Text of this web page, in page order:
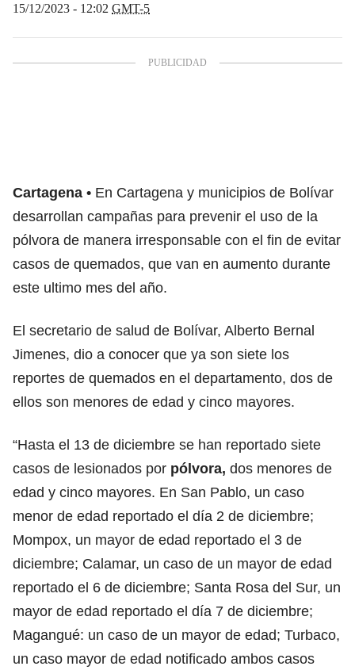
15/12/2023 - 12:02 GMT-5
Cartagena
En Cartagena y municipios de Bolívar
desarrollan campañas para prevenir el uso de la
pólvora de manera irresponsable con el fin de evitar
casos de quemados, que van en aumento durante
este ultimo mes del año.
El secretario de salud de Bolívar, Alberto Bernal
Jimenes, dio a conocer que ya son siete los
reportes de quemados en el departamento, dos de
ellos son menores de edad y cinco mayores.
“Hasta el 13 de diciembre se han reportado siete
casos de lesionados por pólvora, dos menores de
edad y cinco mayores. En San Pablo, un caso
menor de edad reportado el día 2 de diciembre;
Mompox, un mayor de edad reportado el 3 de
diciembre; Calamar, un caso de un mayor de edad
reportado el 6 de diciembre; Santa Rosa del Sur, un
mayor de edad reportado el día 7 de diciembre;
Magangué: un caso de un mayor de edad; Turbaco,
un caso mayor de edad notificado ambos casos